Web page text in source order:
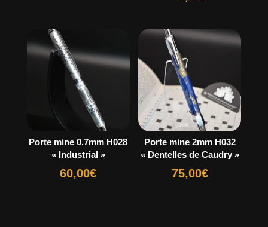
Porte mine 0.7mm H028
« Industrial »
60,00€
Porte mine 2mm H032
« Dentelles de Caudry »
75,00€